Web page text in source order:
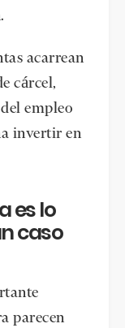
acarrean
cárcel,
empleo
invertir en
es lo
caso
parecen